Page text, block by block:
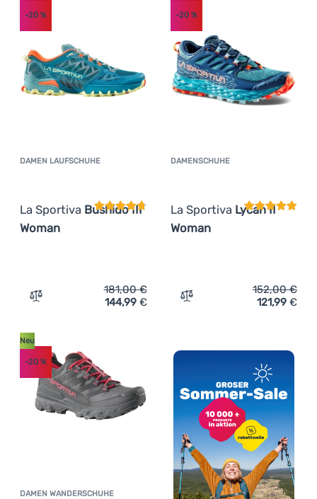
Anmelden /
Registrieren
DAMEN LAUFSCHUHE
La Sportiva Bushido III
Woman
Kundenbewertung
-20 %
Zum Vergleich 'Damen Laufschuhe La Sportiva Bushido
181,00€
144,99 €
DAMENSCHUHE
La Sportiva Lycan II
Woman
-20%
Zum Vergleich
152,00€
121,99 €
DAMEN WANDERSCHUHE
Neu
-20 %